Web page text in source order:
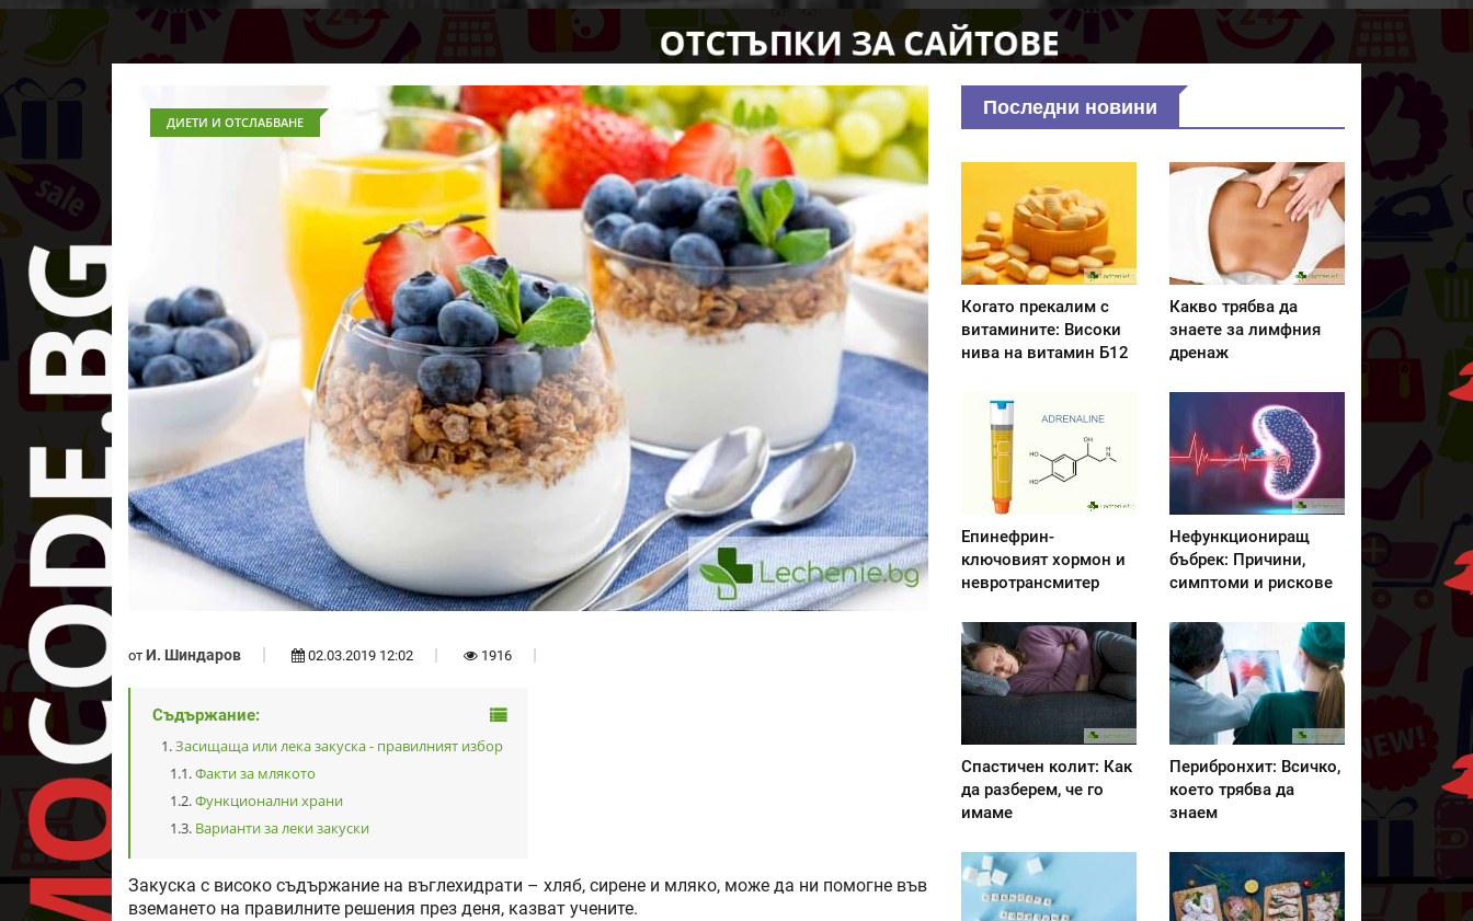
ДИЕТИ И ОТСЛАБВАНЕ
от И. Шиндаров 02.03.2019 12:02 1916
Съдържание:
Засищаща или лека закуска - правилният избор
Факти за млякото
Функционални храни
Варианти за леки закуски
Закуска с високо съдържание на въглехидрати – хляб, сирене и мляко, може да ни помогне във
вземането на правилните решения през деня, казват учените.
Последни новини
Когато прекалим с
витамините: Високи
нива на витамин Б12
Какво трябва да
знаете за лимфния
дренаж
Епинефрин-
ключовият хормон и
невротрансмитер
Нефункциониращ
бъбрек: Причини,
симптоми и рискове
Спастичен колит: Как
да разберем, че го
имаме
Перибронхит: Всичко,
което трябва да
знаем